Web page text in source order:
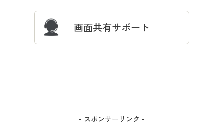
画面共有サポート
- スポンサーリンク -